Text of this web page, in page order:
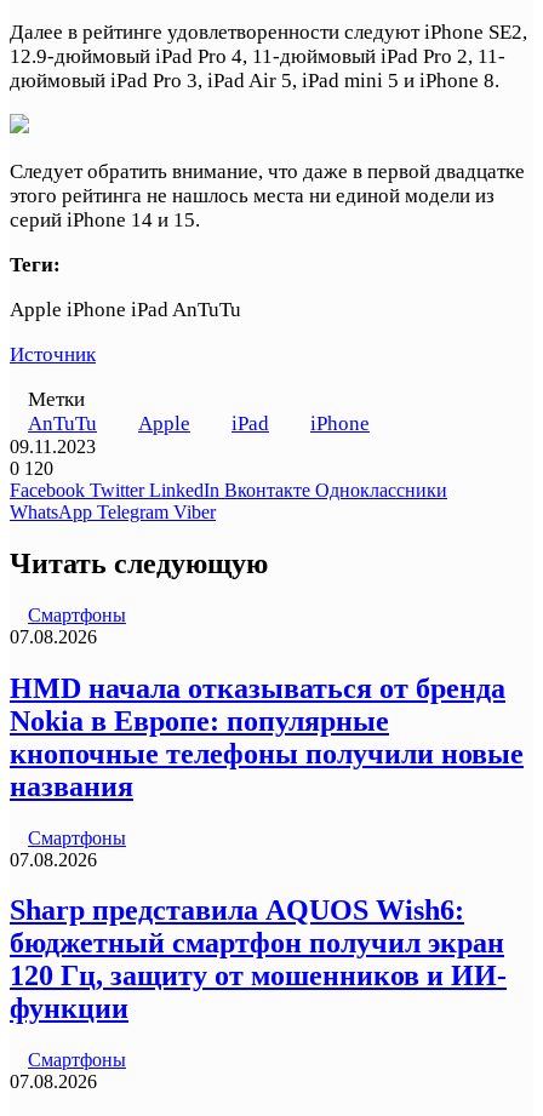
Далее в рейтинге удовлетворенности следуют iPhone SE2,
12.9-дюймовый iPad Pro 4, 11-дюймовый iPad Pro 2, 11-
дюймовый iPad Pro 3, iPad Air 5, iPad mini 5 и iPhone 8.
Следует обратить внимание, что даже в первой двадцатке
этого рейтинга не нашлось места ни единой модели из
серий iPhone 14 и 15.
Теги:
Apple iPhone iPad AnTuTu
Источник
Метки
AnTuTu
Apple iPad iPhone
09.11.2023
0 120
Facebook Twitter LinkedIn Вконтакте Одноклассники
WhatsApp Telegram Viber
Читать следующую
Смартфоны
07.08.2026
HMD начала отказываться от бренда
Nokia в Европе: популярные
кнопочные телефоны получили новые
названия
Смартфоны
07.08.2026
Sharp представила AQUOS Wish6:
бюджетный смартфон получил экран
120 Гц, защиту от мошенников и ИИ-
функции
Смартфоны
07.08.2026